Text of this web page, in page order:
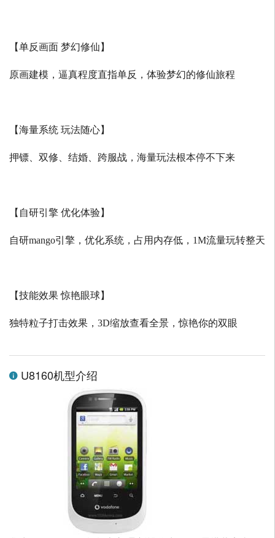
【单反画面 梦幻修仙】
原画建模，逼真程度直指单反，体验梦幻的修仙旅程
【海量系统 玩法随心】
押镖、双修、结婚、跨服战，海量玩法根本停不下来
【自研引擎 优化体验】
自研mango引擎，优化系统，占用内存低， 1M流量玩转整天
【技能效果 惊艳眼球】
独特粒子打击效果， 3D缩放查看全景，惊艳你的双眼
U8160机型介绍